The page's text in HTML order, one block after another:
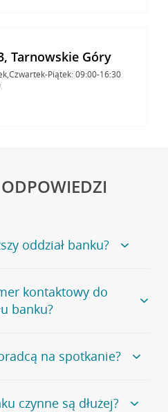
Tarnowskie Góry
Piątek: 09:00-16:30
oddział banku?
banku, zapraszamy na
, na której znajduje się
kontaktowy do
banku?
ogólnego numeru
placówce bankowej .
na spotkanie?
czynne są dłużej?